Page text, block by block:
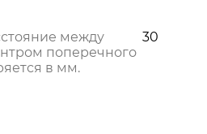
между
поперечного
в мм.
30